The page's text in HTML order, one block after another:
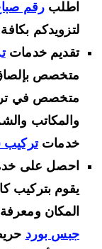
اطلبرقم صباغ
لتزويدكم بكافة
تقديم خدمات
متخصص بإلصاق
متخصص في
والمكاتب
خدماتتركيب
احصل على خدمة
يقوم بتركيب كافة
المكان ومعرفة
جبس بوردحريص